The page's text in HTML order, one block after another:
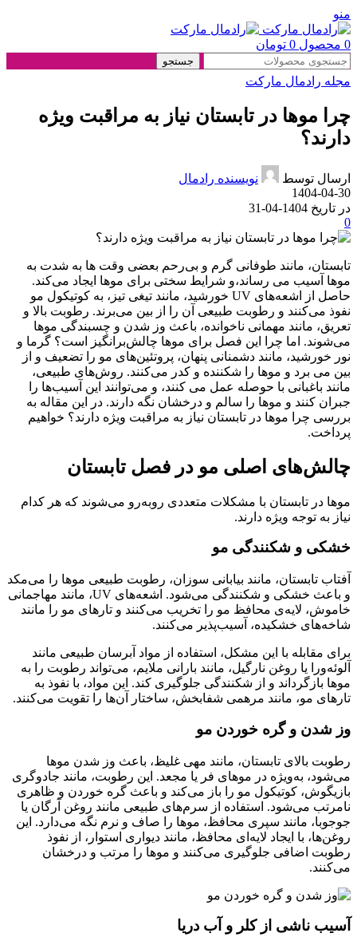
منو
0 محصول 0 تومان
جستجو
مجله رادمال مارکت
چرا موها در تابستان نیاز به مراقبت ویژه
دارند؟
ارسال توسط
نویسنده رادمال
1404-04-30
در تاریخ 1404-04-31
0
تابستان، مانند طوفانی گرم و بی‌رحم بعضی وقت ها به شدت به
موها آسیب می رساند،و شرایط سختی برای موها ایجاد می‌کند.
حاصل از اشعه‌های UV خورشید، مانند تیغی تیز، به کوتیکول مو
نفوذ می‌کنند و رطوبت طبیعی آن را از بین می‌برند. رطوبت بالا و
تعریق، مانند مهمانی ناخوانده، باعث وز شدن و چسبندگی موها
می‌شوند. اما چرا این فصل برای موها چالش‌برانگیز است؟ گرما و
نور خورشید، مانند دشمنانی پنهان، پروتئین‌های مو را تضعیف و از
بین می برد و موها را شکننده و کدر می‌کنند. روش‌های طبیعی،
مانند باغبانی با حوصله عمل می کنند، و می‌توانند این آسیب‌ها را
جبران کنند و موها را سالم و درخشان نگه دارند. در این مقاله به
بررسی چرا موها در تابستان نیاز به مراقبت ویژه دارند؟ خواهیم
پرداخت.
چالش‌های اصلی مو در فصل تابستان
موها در تابستان با مشکلات متعددی روبه‌رو می‌شوند که هر کدام
نیاز به توجه ویژه دارند.
خشکی و شکنندگی مو
آفتاب تابستان، مانند بیابانی سوزان، رطوبت طبیعی موها را می‌مکد
و باعث خشکی و شکنندگی می‌شود. اشعه‌های UV، مانند مهاجمانی
خاموش، لایه‌ی محافظ مو را تخریب می‌کنند و تارهای مو را مانند
شاخه‌های خشکیده، آسیب‌پذیر می‌کنند.
برای مقابله با این مشکل، استفاده از مواد آبرسان طبیعی مانند
آلوئه‌ورا یا روغن نارگیل، مانند بارانی ملایم، می‌تواند رطوبت را به
موها بازگرداند و از شکنندگی جلوگیری کند. این مواد، با نفوذ به
تارهای مو، مانند مرهمی شفابخش، ساختار آن‌ها را تقویت می‌کنند.
وز شدن و گره خوردن مو
رطوبت بالای تابستان، مانند مهی غلیظ، باعث وز شدن موها
می‌شود، به‌ویژه در موهای فر یا مجعد. این رطوبت، مانند جادوگری
بازیگوش، کوتیکول مو را باز می‌کند و باعث گره خوردن و ظاهری
نامرتب می‌شود. استفاده از سرم‌های طبیعی مانند روغن آرگان یا
جوجوبا، مانند سپری محافظ، موها را صاف و نرم نگه می‌دارد. این
روغن‌ها، با ایجاد لایه‌ای محافظ، مانند دیواری استوار، از نفوذ
رطوبت اضافی جلوگیری می‌کنند و موها را مرتب و درخشان
می‌کنند.
آسیب ناشی از کلر و آب دریا